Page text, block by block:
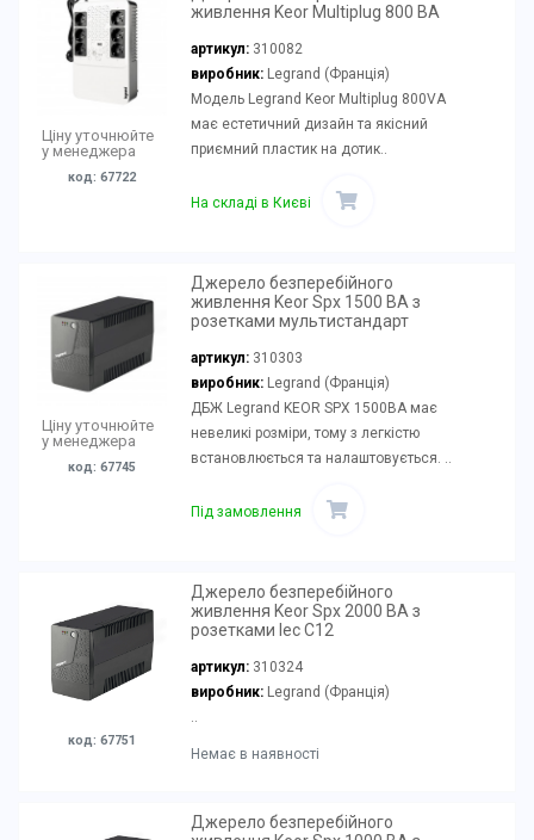
Ціну уточнюйте
у менеджера
код: 67722
живлення Keor Multiplug 800 ВА
артикул: 310082
виробник:Legrand (Франція)
Модель Legrand Keor Multiplug 800VA
має естетичний дизайн та якісний
приємний пластик на дотик..
На складі в Києві
Ціну уточнюйте
у менеджера
код: 67745
Джерело безперебійного
живлення Keor Spx 1500 ВА з
розетками мультистандарт
артикул: 310303
виробник:Legrand (Франція)
ДБЖ Legrand KEOR SPX 1500ВА має
невеликі розміри, тому з легкістю
встановлюється та налаштовується. ..
Під замовлення
код: 67751
Джерело безперебійного
живлення Keor Spx 2000 ВА з
розетками Iec C12
артикул: 310324
виробник:Legrand (Франція)
..
Немає в наявності
Джерело безперебійного